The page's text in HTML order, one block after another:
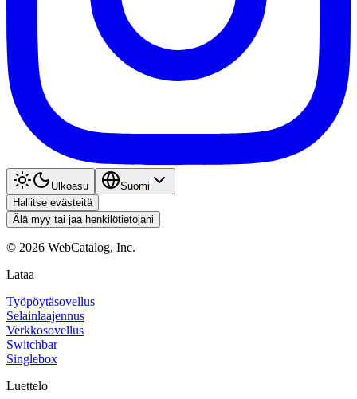
Ulkoasu
Suomi
Hallitse evästeitä
Älä myy tai jaa henkilötietojani
© 2026 WebCatalog, Inc.
Lataa
Työpöytäsovellus
Selainlaajennus
Verkkosovellus
Switchbar
Singlebox
Luettelo